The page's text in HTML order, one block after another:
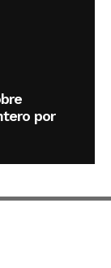
por
en
en LinkedIn
en